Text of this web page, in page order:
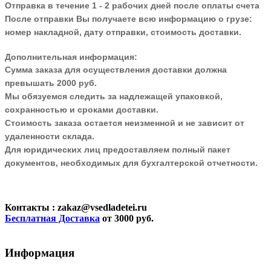
Отправка в течение 1 - 2 рабочих дней после оплаты счета
После отправки Вы получаете всю информацию о грузе:
номер накладной, дату отправки, стоимость доставки.
Дополнительная информация:
Сумма заказа для осуществления доставки должна
превышать 2000 руб.
Мы обязуемся следить за надлежащей упаковкой,
сохранностью и сроками доставки.
Стоимость заказа остается неизменной и не зависит от
удаленности склада.
Для юридических лиц предоставляем полный пакет
документов, необходимых для бухгалтерской отчетности.
Контакты : zakaz@vsedladetei.ru
Бесплатная Доставка от 3000 руб.
Информация